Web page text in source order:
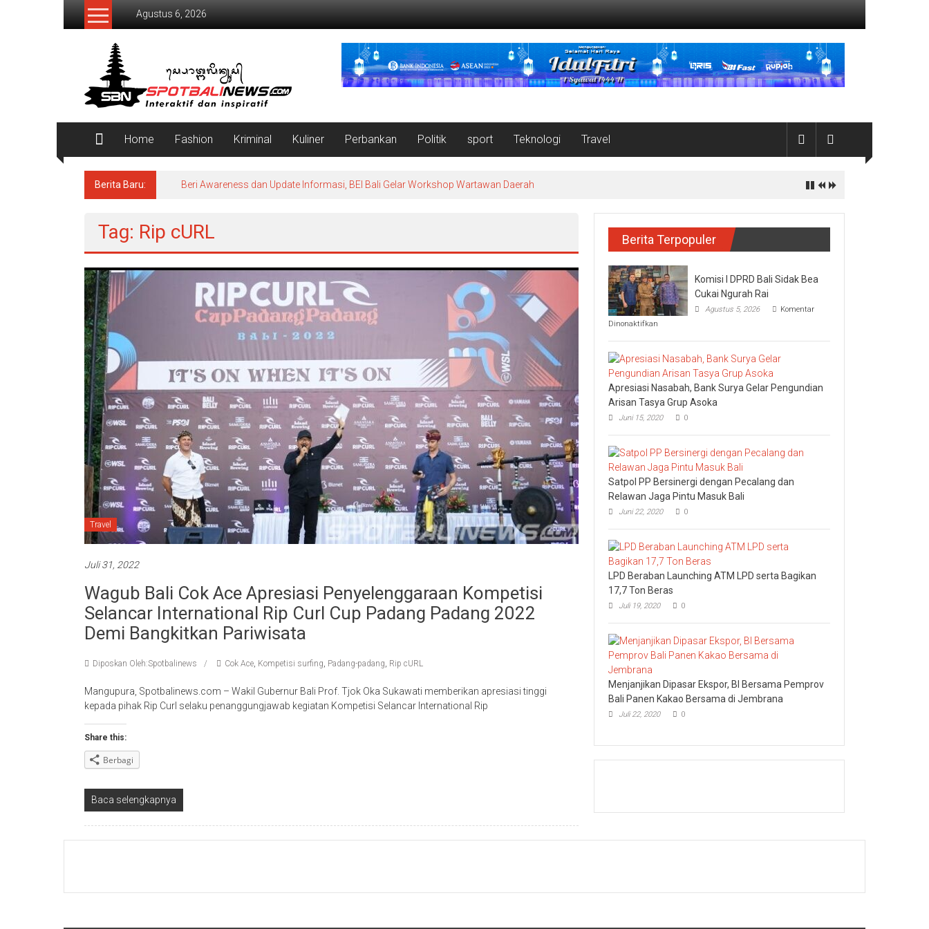
Lompat
Agustus 6, 2026
SpotBaliNews
Home Fashion Kriminal Kuliner Perbankan Politik sport Teknologi Travel
Berita Baru: Beri Awareness dan Update Informasi, BEI Bali Gelar Workshop Wartawan Daerah
Tag: Rip cURL
Travel
Juli 31, 2022
Wagub Bali Cok Ace Apresiasi Penyelenggaraan Kompetisi
Selancar International Rip Curl Cup Padang Padang 2022
Demi Bangkitkan Pariwisata
Diposkan Oleh:Spotbalinews Cok Ace, Kompetisi surfing, Padang-padang, Rip cURL
Mangupura, Spotbalinews.com – Wakil Gubernur Bali Prof. Tjok Oka Sukawati memberikan apresiasi tinggi
kepada pihak Rip Curl selaku penanggungjawab kegiatan Kompetisi Selancar International Rip
Share this:
Berbagi
Baca selengkapnya
Berita Terpopuler
Komisi I DPRD Bali Sidak Bea
Cukai Ngurah Rai
Agustus 5, 2026
Komentar
Dinonaktifkan
I
DPRD
Bali
Sidak
Bea
Cukai
Ngurah
Rai
Apresiasi Nasabah, Bank Surya Gelar Pengundian
Arisan Tasya Grup Asoka
Juni 15, 2020 0
Satpol PP Bersinergi dengan Pecalang dan
Relawan Jaga Pintu Masuk Bali
Juni 22, 2020 0
LPD Beraban Launching ATM LPD serta Bagikan
17,7 Ton Beras
Juli 19, 2020 0
Menjanjikan Dipasar Ekspor, BI Bersama Pemprov
Bali Panen Kakao Bersama di Jembrana
Juli 22, 2020 0